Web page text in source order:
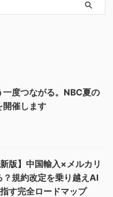
一度つながる。NBC夏の
開催します
版】中国輸入×メルカリ
？規約改定を乗り越えAI
す完全ロードマップ